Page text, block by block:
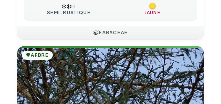
❄️❄️❄️
SEMI-RUSTIQUE JAUNE
🍃FABACEAE
🌳ARBRE